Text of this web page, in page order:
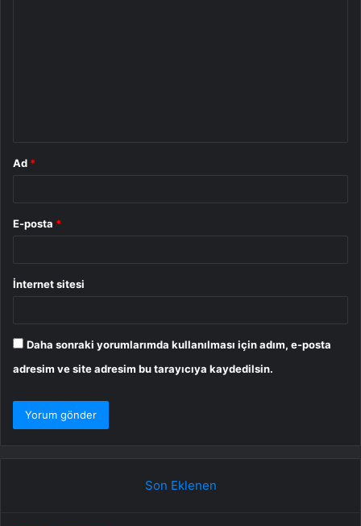
Ad *
E-posta *
İnternet sitesi
Daha sonraki yorumlarımda kullanılması için adım, e-posta
adresim ve site adresim bu tarayıcıya kaydedilsin.
Son Eklenen